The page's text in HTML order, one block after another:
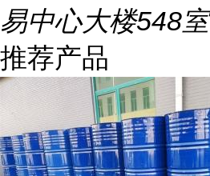
易中心大楼548室
推荐产品